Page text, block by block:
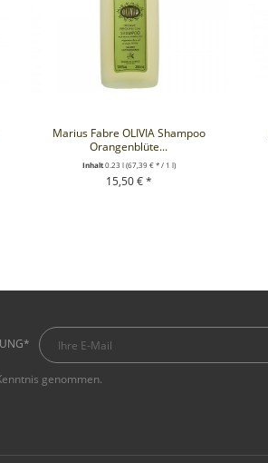
Marius Fabre OLIVIA Shampoo
Orangenblüte...
Inhalt0.23 l(67,39 € * / 1 l)
15,50 € *
genommen.